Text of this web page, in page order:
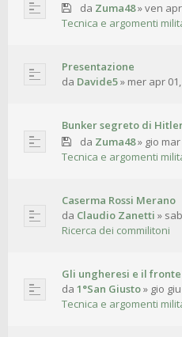
da Zuma48»ven apr
Tecnica e argomenti
Presentazione
da Davide5» mer apr
Bunker segreto di
da Zuma48» gio
Tecnica e argomenti
Caserma Rossi Merano
da Claudio Zanetti »
Ricerca dei commilitoni
Gli ungheresi e il
da 1°San Giusto» gio
Tecnica e argomenti